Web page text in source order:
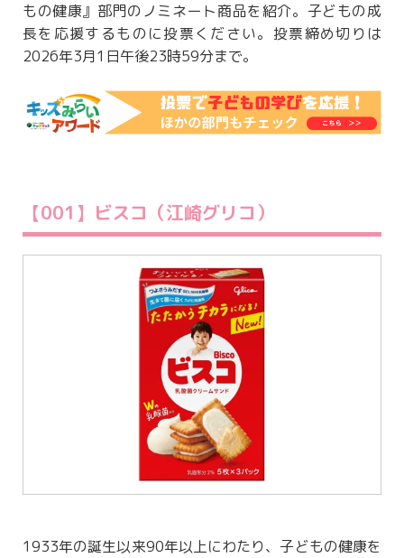
もの健康』部門のノミネート商品を紹介。子どもの成
長を応援するものに投票ください。投票締め切りは
2026年3月1日午後23時59分まで。
【001】ビスコ（江崎グリコ）
1933年の誕生以来90年以上にわたり、子どもの健康を